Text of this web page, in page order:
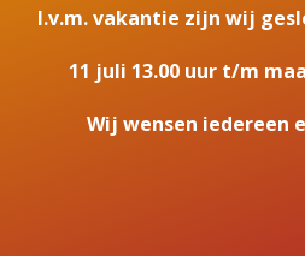
I.v.m. vakantie zijn wij
11 juli 13.00 uur t/m
Wij wensen iedereen